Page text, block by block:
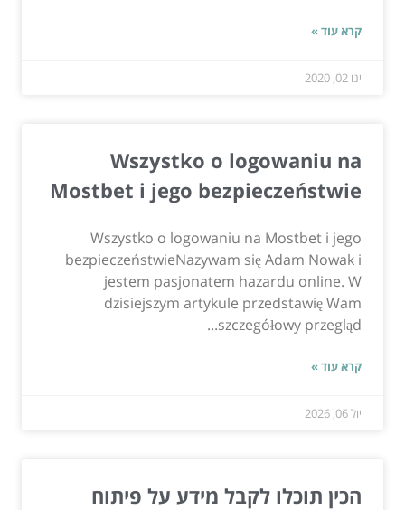
קרא עוד »
ינו 02, 2020
Wszystko o logowaniu na
Mostbet i jego bezpieczeństwie
Wszystko o logowaniu na Mostbet i jego
bezpieczeństwieNazywam się Adam Nowak i
jestem pasjonatem hazardu online. W
dzisiejszym artykule przedstawię Wam
szczegółowy przegląd...
קרא עוד »
יול 06, 2026
הכין תוכלו לקבל מידע על פיתוח